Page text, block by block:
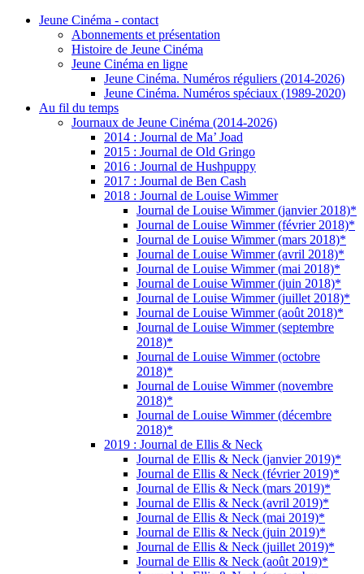
Jeune Cinéma - contact
Abonnements et présentation
Histoire de Jeune Cinéma
Jeune Cinéma en ligne
Jeune Cinéma. Numéros réguliers (2014-2026)
Jeune Cinéma. Numéros spéciaux (1989-2020)
Au fil du temps
Journaux de Jeune Cinéma (2014-2026)
2014 : Journal de Ma’ Joad
2015 : Journal de Old Gringo
2016 : Journal de Hushpuppy
2017 : Journal de Ben Cash
2018 : Journal de Louise Wimmer
Journal de Louise Wimmer (janvier 2018)*
Journal de Louise Wimmer (février 2018)*
Journal de Louise Wimmer (mars 2018)*
Journal de Louise Wimmer (avril 2018)*
Journal de Louise Wimmer (mai 2018)*
Journal de Louise Wimmer (juin 2018)*
Journal de Louise Wimmer (juillet 2018)*
Journal de Louise Wimmer (août 2018)*
Journal de Louise Wimmer (septembre
2018)*
Journal de Louise Wimmer (octobre
2018)*
Journal de Louise Wimmer (novembre
2018)*
Journal de Louise Wimmer (décembre
2018)*
2019 : Journal de Ellis & Neck
Journal de Ellis & Neck (janvier 2019)*
Journal de Ellis & Neck (février 2019)*
Journal de Ellis & Neck (mars 2019)*
Journal de Ellis & Neck (avril 2019)*
Journal de Ellis & Neck (mai 2019)*
Journal de Ellis & Neck (juin 2019)*
Journal de Ellis & Neck (juillet 2019)*
Journal de Ellis & Neck (août 2019)*